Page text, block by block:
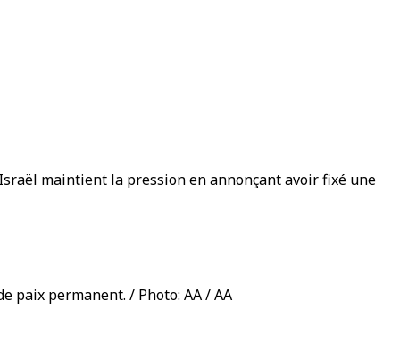
maintient la pression en annonçant avoir fixé une
paix permanent. / Photo: AA / AA